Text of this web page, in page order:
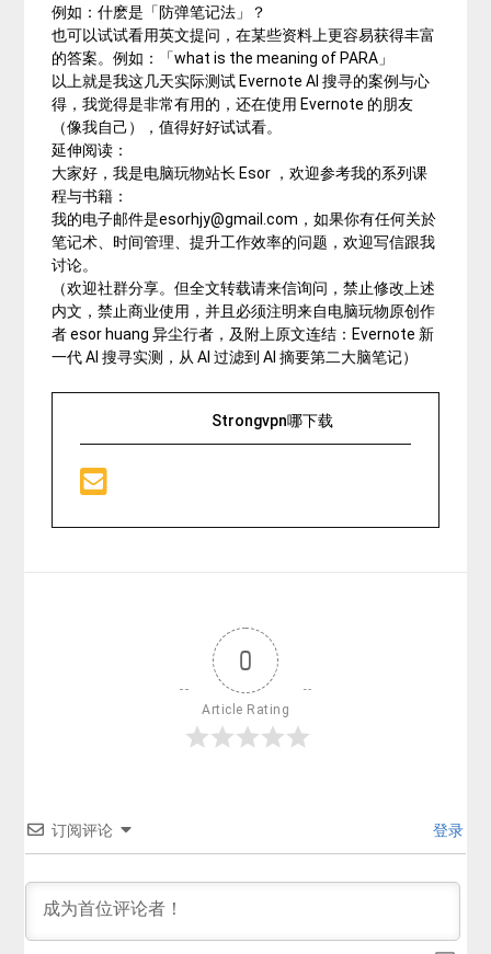
例如：什麽是「防弹笔记法」？
也可以试试看用英文提问，在某些资料上更容易获得丰富
的答案。例如：「what is the meaning of PARA」
以上就是我这几天实际测试 Evernote AI 搜寻的案例与心
得，我觉得是非常有用的，还在使用 Evernote 的朋友
（像我自己），值得好好试试看。
延伸阅读：
大家好，我是电脑玩物站长 Esor ，欢迎参考我的系列课
程与书籍：
我的电子邮件是esorhjy@gmail.com ，如果你有任何关於
笔记术、时间管理、提升工作效率的问题，欢迎写信跟我
讨论。
（欢迎社群分享。但全文转载请来信询问，禁止修改上述
内文，禁止商业使用，并且必须注明来自电脑玩物原创作
者 esor huang 异尘行者，及附上原文连结：Evernote 新
一代 AI 搜寻实测，从 AI 过滤到 AI 摘要第二大脑笔记）
Strongvpn哪下载
0
Article Rating
订阅评论 登录